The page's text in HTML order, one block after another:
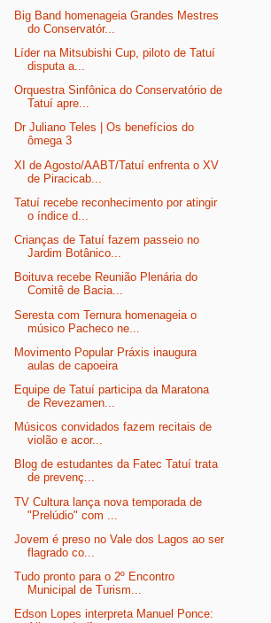
Big Band homenageia Grandes Mestres
do Conservatór...
Líder na Mitsubishi Cup, piloto de Tatuí
disputa a...
Orquestra Sinfônica do Conservatório de
Tatuí apre...
Dr Juliano Teles | Os benefícios do
ômega 3
XI de Agosto/AABT/Tatuí enfrenta o XV
de Piracicab...
Tatuí recebe reconhecimento por atingir
o índice d...
Crianças de Tatuí fazem passeio no
Jardim Botânico...
Boituva recebe Reunião Plenária do
Comitê de Bacia...
Seresta com Ternura homenageia o
músico Pacheco ne...
Movimento Popular Práxis inaugura
aulas de capoeira
Equipe de Tatuí participa da Maratona
de Revezamen...
Músicos convidados fazem recitais de
violão e acor...
Blog de estudantes da Fatec Tatuí trata
de prevenç...
TV Cultura lança nova temporada de
"Prelúdio" com ...
Jovem é preso no Vale dos Lagos ao ser
flagrado co...
Tudo pronto para o 2º Encontro
Municipal de Turism...
Edson Lopes interpreta Manuel Ponce: